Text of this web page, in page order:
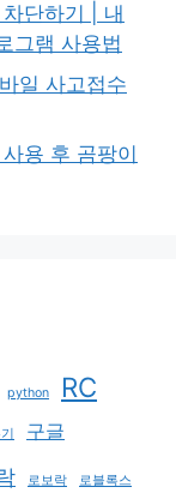
단하기 | 내
그램 사용법
일 사고접수
용 후 곰팡이
python
RC
구글
로보락 로블록스